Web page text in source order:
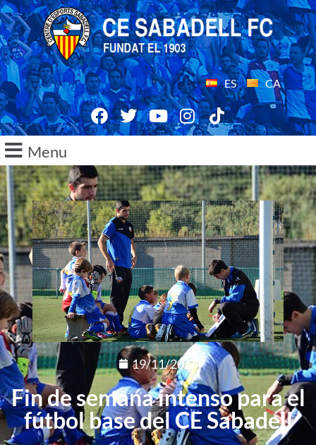
ES CA
Menu
19/11/2014
Fin de semana intenso para el
fútbol base del CE Sabadell